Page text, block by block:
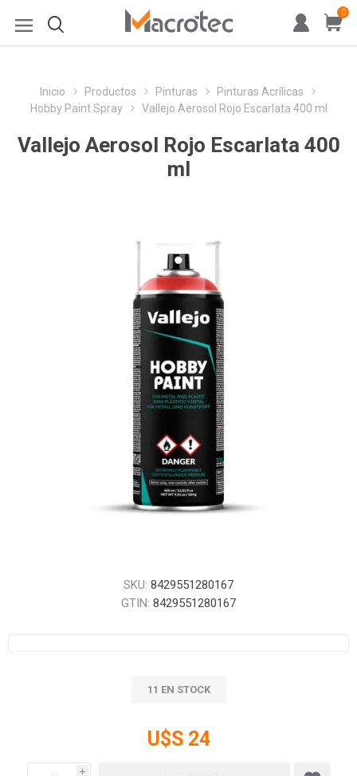
0
Inicio Productos Pinturas
Pinturas Acrílicas
Hobby Paint Spray
Vallejo Aerosol Rojo Escarlata 400 ml
Vallejo Aerosol Rojo Escarlata 400
ml
SKU: 8429551280167
GTIN: 8429551280167
11 EN STOCK
U$S 24
i